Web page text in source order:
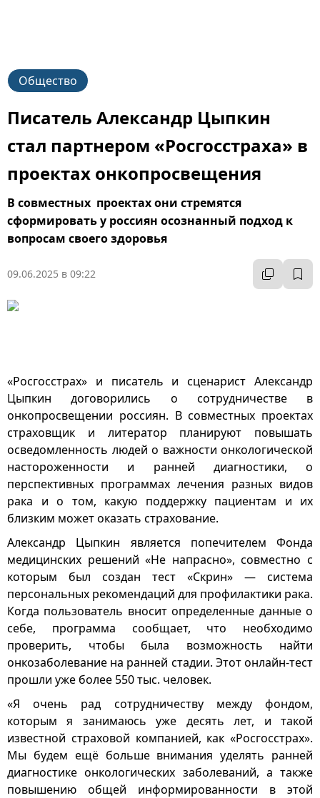
Общество
Писатель Александр Цыпкин
стал партнером «Росгосстраха» в
проектах онкопросвещения
В совместных проектах они стремятся
сформировать у россиян осознанный подход к
вопросам своего здоровья
09.06.2025 в 09:22
«Росгосстрах» и писатель и сценарист Александр
Цыпкин договорились о сотрудничестве в
онкопросвещении россиян. В совместных проектах
страховщик и литератор планируют повышать
осведомленность людей о важности онкологической
настороженности и ранней диагностики, о
перспективных программах лечения разных видов
рака и о том, какую поддержку пациентам и их
близким может оказать страхование.
Александр Цыпкин является попечителем Фонда
медицинских решений «Не напрасно», совместно с
которым был создан тест «Скрин» — система
персональных рекомендаций для профилактики рака.
Когда пользователь вносит определенные данные о
себе, программа сообщает, что необходимо
проверить, чтобы была возможность найти
онкозаболевание на ранней стадии. Этот онлайн-тест
прошли уже более 550 тыс. человек.
«Я очень рад сотрудничеству между фондом,
которым я занимаюсь уже десять лет, и такой
известной страховой компанией, как «Росгосстрах».
Мы будем ещё больше внимания уделять ранней
диагностике онкологических заболеваний, а также
повышению общей информированности в этой